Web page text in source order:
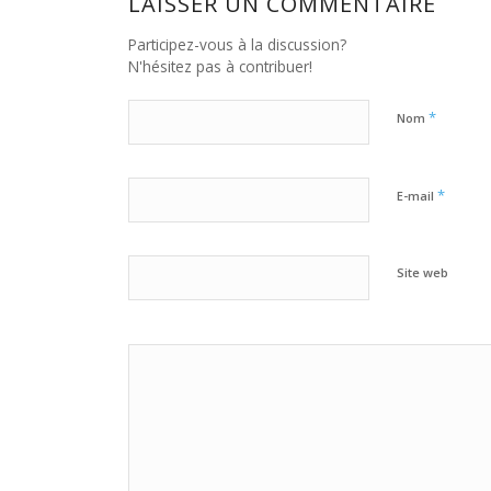
Participez-vous à la discussion?
N'hésitez pas à contribuer!
Nom*
E-mail*
Site web